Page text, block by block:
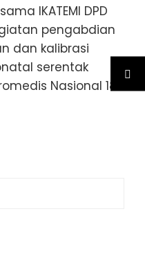
IKATEMI DPD
pengabdian
dan kalibrasi
serentak
Nasional 18